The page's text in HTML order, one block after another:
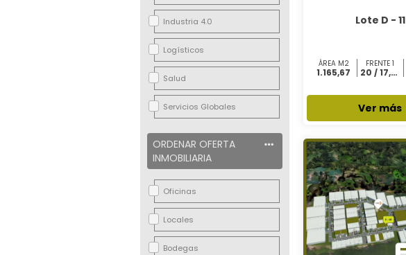
Industria 4.0
Logísticos
Salud
Servicios Globales
ORDENAR OFERTA
INMOBILIARIA
Oficinas
Locales
Bodegas
Lote D - 11
ÁREA M2
1.165,67
FRENTE 1
20 / 17,40 M
Ver más